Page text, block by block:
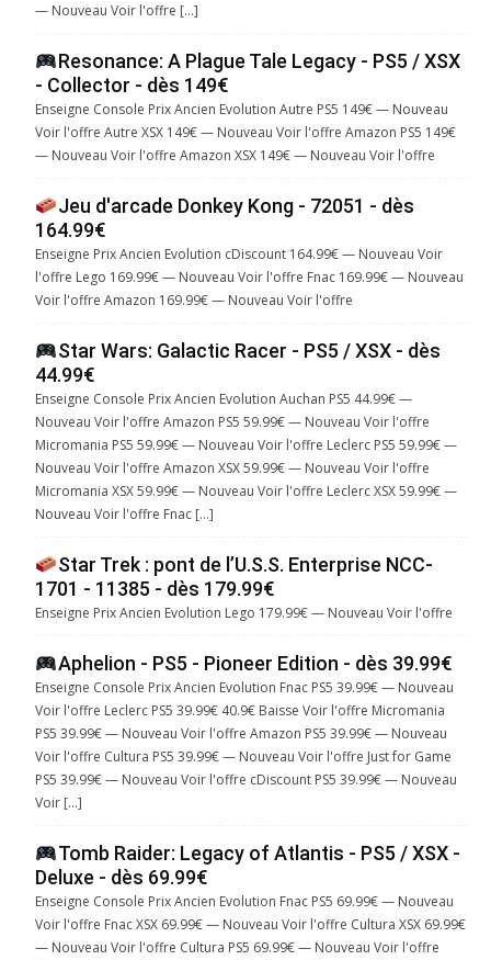
— Nouveau Voir l'offre […]
Resonance: A Plague Tale Legacy - PS5 / XSX
- Collector - dès 149€
Enseigne Console Prix Ancien Evolution Autre PS5 149€ — Nouveau
Voir l'offre Autre XSX 149€ — Nouveau Voir l'offre Amazon PS5 149€
— Nouveau Voir l'offre Amazon XSX 149€ — Nouveau Voir l'offre
Jeu d'arcade Donkey Kong - 72051 - dès
164.99€
Enseigne Prix Ancien Evolution cDiscount 164.99€ — Nouveau Voir
l'offre Lego 169.99€ — Nouveau Voir l'offre Fnac 169.99€ — Nouveau
Voir l'offre Amazon 169.99€ — Nouveau Voir l'offre
Star Wars: Galactic Racer - PS5 / XSX - dès
44.99€
Enseigne Console Prix Ancien Evolution Auchan PS5 44.99€ —
Nouveau Voir l'offre Amazon PS5 59.99€ — Nouveau Voir l'offre
Micromania PS5 59.99€ — Nouveau Voir l'offre Leclerc PS5 59.99€ —
Nouveau Voir l'offre Amazon XSX 59.99€ — Nouveau Voir l'offre
Micromania XSX 59.99€ — Nouveau Voir l'offre Leclerc XSX 59.99€ —
Nouveau Voir l'offre Fnac […]
Star Trek : pont de l’U.S.S. Enterprise NCC-
1701 - 11385 - dès 179.99€
Enseigne Prix Ancien Evolution Lego 179.99€ — Nouveau Voir l'offre
Aphelion - PS5 - Pioneer Edition - dès 39.99€
Enseigne Console Prix Ancien Evolution Fnac PS5 39.99€ — Nouveau
Voir l'offre Leclerc PS5 39.99€ 40.9€ Baisse Voir l'offre Micromania
PS5 39.99€ — Nouveau Voir l'offre Amazon PS5 39.99€ — Nouveau
Voir l'offre Cultura PS5 39.99€ — Nouveau Voir l'offre Just for Game
PS5 39.99€ — Nouveau Voir l'offre cDiscount PS5 39.99€ — Nouveau
Voir […]
Tomb Raider: Legacy of Atlantis - PS5 / XSX -
Deluxe - dès 69.99€
Enseigne Console Prix Ancien Evolution Fnac PS5 69.99€ — Nouveau
Voir l'offre Fnac XSX 69.99€ — Nouveau Voir l'offre Cultura XSX 69.99€
— Nouveau Voir l'offre Cultura PS5 69.99€ — Nouveau Voir l'offre